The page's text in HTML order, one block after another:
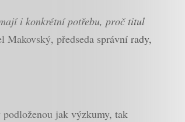
i konkrétní potřebu, proč titul
předseda správní rady,
jak výzkumy, tak